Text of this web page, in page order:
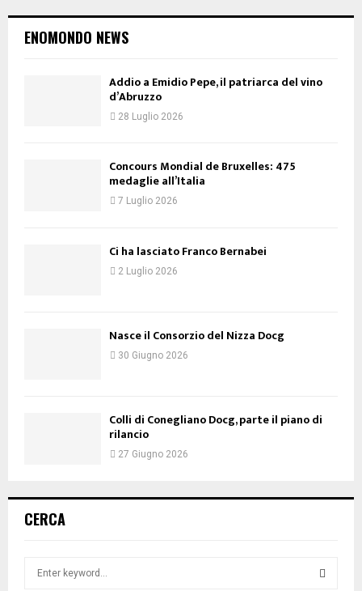
ENOMONDO NEWS
Addio a Emidio Pepe, il patriarca del vino
d’Abruzzo
28 Luglio 2026
Concours Mondial de Bruxelles: 475
medaglie all’Italia
7 Luglio 2026
Ci ha lasciato Franco Bernabei
2 Luglio 2026
Nasce il Consorzio del Nizza Docg
30 Giugno 2026
Colli di Conegliano Docg, parte il piano di
rilancio
27 Giugno 2026
CERCA